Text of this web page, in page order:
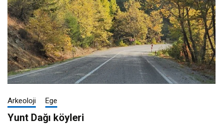
Arkeoloji Ege
Yunt Dağı köyleri